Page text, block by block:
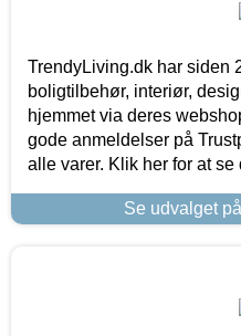
TrendyLiving.dk har siden
boligtilbehør, interiør,
hjemmet via deres
gode anmeldelser på
alle varer. Klik her for at se
Se udvalget